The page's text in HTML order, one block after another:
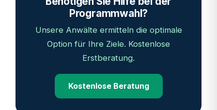
Programmwahl?
Unsere Anwälte ermitteln die optimale
Option für Ihre Ziele. Kostenlose
Erstberatung.
Kostenlose Beratung